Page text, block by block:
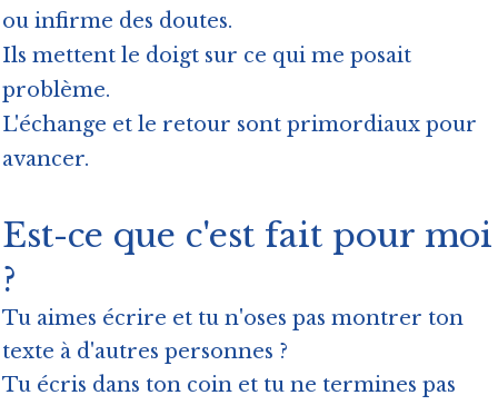
ou infirme des doutes.
Ils mettent le doigt sur ce qui me posait
problème.
L'échange et le retour sont primordiaux pour
avancer.
Est-ce que c'est fait pour moi
?
Tu aimes écrire et tu n'oses pas montrer ton
texte à d'autres personnes ?
Tu écris dans ton coin et tu ne termines pas